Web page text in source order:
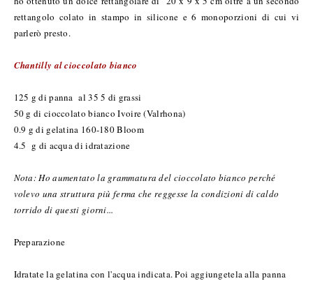
rettangolo colato in stampo in silicone e 6 monoporzioni di cui vi
parlerò presto.
Chantilly al cioccolato bianco
125 g di panna al 35 5 di grassi
50 g di cioccolato bianco Ivoire (Valrhona)
0.9 g di gelatina 160-180 Bloom
4.5 g di acqua di idratazione
Nota: Ho aumentato la grammatura del cioccolato bianco perché
volevo una struttura più ferma che reggesse la condizioni di caldo
torrido di questi giorni...
Preparazione
Idratate la gelatina con l'acqua indicata. Poi aggiungetela alla panna